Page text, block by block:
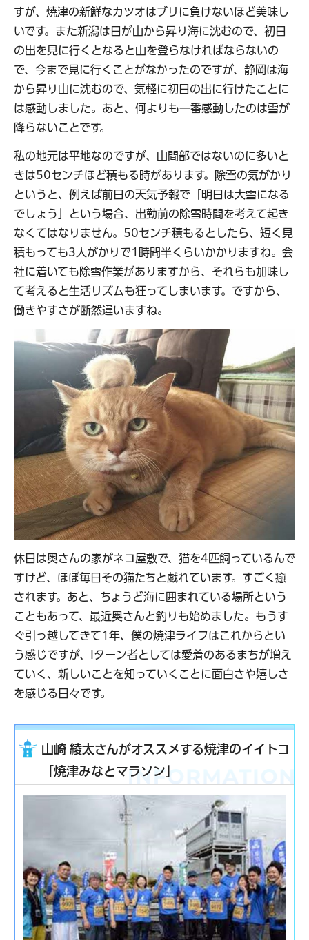
すが、焼津の新鮮なカツオはブリに負けないほど美味し
いです。また新潟は日が山から昇り海に沈むので、初日
の出を見に行くとなると山を登らなければならないの
で、今まで見に行くことがなかったのですが、静岡は海
から昇り山に沈むので、気軽に初日の出に行けたことに
は感動しました。あと、何よりも一番感動したのは雪が
降らないことです。
私の地元は平地なのですが、山間部ではないのに多いと
きは50センチほど積もる時があります。除雪の気がかり
というと、例えば前日の天気予報で「明日は大雪になる
でしょう」という場合、出勤前の除雪時間を考えて起き
なくてはなりません。50センチ積もるとしたら、短く見
積もっても3人がかりで1時間半くらいかかりますね。会
社に着いても除雪作業がありますから、それらも加味し
て考えると生活リズムも狂ってしまいます。ですから、
働きやすさが断然違いますね。
休日は奥さんの家がネコ屋敷で、猫を4匹飼っているんで
すけど、ほぼ毎日その猫たちと戯れています。すごく癒
されます。あと、ちょうど海に囲まれている場所という
こともあって、最近奥さんと釣りも始めました。もうす
ぐ引っ越してきて1年、僕の焼津ライフはこれからとい
う感じですが、Iターン者としては愛着のあるまちが増え
ていく、新しいことを知っていくことに面白さや嬉しさ
を感じる日々です。
山崎 綾太さんがオススメする焼津のイイトコ
「焼津みなとマラソン」